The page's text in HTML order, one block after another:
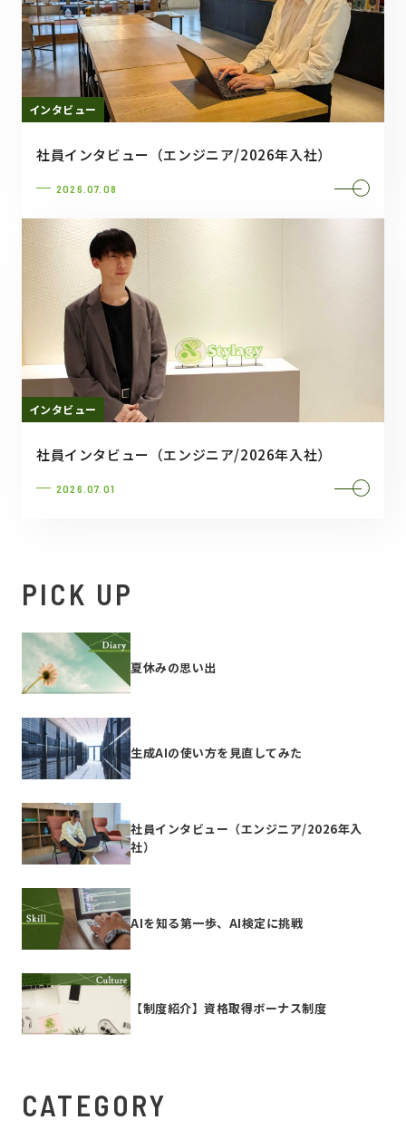
インタビュー
社員インタビュー（エンジニア/2026年入社）
2026.07.08
インタビュー
社員インタビュー（エンジニア/2026年入社）
2026.07.01
PICK UP
夏休みの思い出
生成AIの使い方を見直してみた
社員インタビュー（エンジニア/2026年入
社）
AIを知る第一歩、AI検定に挑戦
【制度紹介】資格取得ボーナス制度
CATEGORY